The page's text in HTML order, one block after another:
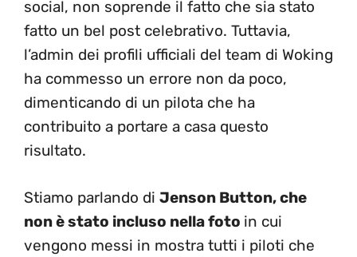
social, non soprende il fatto che sia stato
fatto un bel post celebrativo. Tuttavia,
l’admin dei profili ufficiali del team di Woking
ha commesso un errore non da poco,
dimenticando di un pilota che ha
contribuito a portare a casa questo
risultato.
Stiamo parlando di Jenson Button, che
non è stato incluso nella foto in cui
vengono messi in mostra tutti i piloti che